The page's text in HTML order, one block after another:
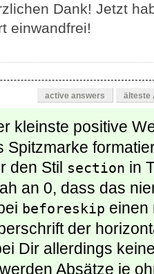
Dank! Jetzt
einwandfrei!
active answers älteste
kleinste positive
Spitzmarke
den Stil section in
an 0, dass das
beforeskip einen
der
Dir allerdings
Absätze je